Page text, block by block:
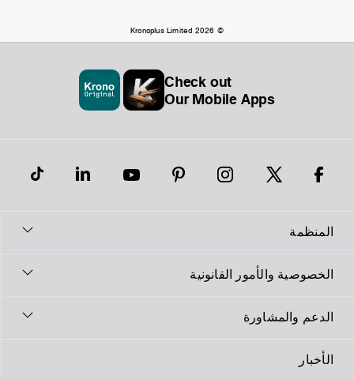
Check out
Our Mobile Apps
والأمور القانونية
والمشاورة